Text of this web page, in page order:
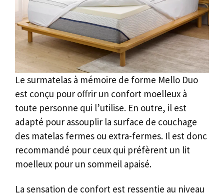
Le surmatelas à mémoire de forme Mello Duo
est conçu pour offrir un confort moelleux à
toute personne qui l’utilise. En outre, il est
adapté pour assouplir la surface de couchage
des matelas fermes ou extra-fermes. Il est donc
recommandé pour ceux qui préfèrent un lit
moelleux pour un sommeil apaisé.
La sensation de confort est ressentie au niveau